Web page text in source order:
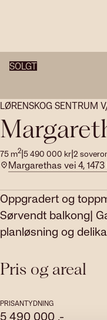
SOLGT
LØRENSKOG SENTRUM
75 m2|5 490 000 kr|2
Margarethas vei 4,
Oppgradert og
Sørvendt balkong|
planløsning og
Pris og areal
PRISANTYDNING
5 490 000,-